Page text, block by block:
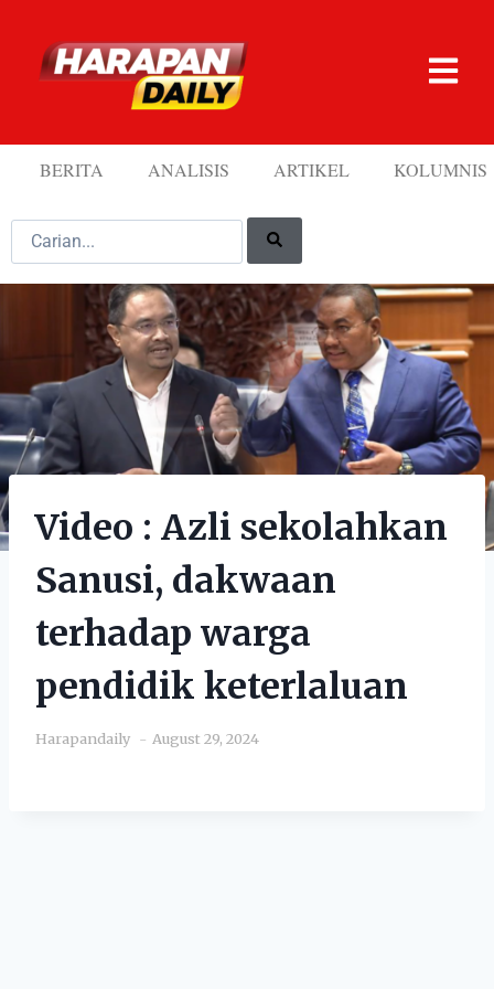
BERITA ANALISIS ARTIKEL KOLUMNIS
Video : Azli sekolahkan
Sanusi, dakwaan
terhadap warga
pendidik keterlaluan
Harapandaily August 29, 2024